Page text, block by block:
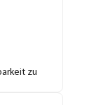
zu